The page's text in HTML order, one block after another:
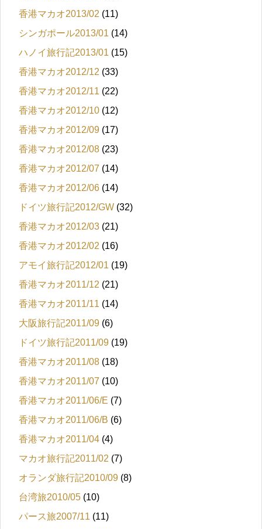
香港マカオ2013/02 (11)
シンガポール2013/01 (14)
ハノイ旅行記2013/01 (15)
香港マカオ2012/12 (33)
香港マカオ2012/11 (22)
香港マカオ2012/10 (12)
香港マカオ2012/09 (17)
香港マカオ2012/08 (23)
香港マカオ2012/07 (14)
香港マカオ2012/06 (14)
ドイツ旅行記2012/GW (32)
香港マカオ2012/03 (21)
香港マカオ2012/02 (16)
アモイ旅行記2012/01 (19)
香港マカオ2011/12 (21)
香港マカオ2011/11 (14)
大阪旅行記2011/09 (6)
ドイツ旅行記2011/09 (19)
香港マカオ2011/08 (18)
香港マカオ2011/07 (10)
香港マカオ2011/06/E (7)
香港マカオ2011/06/B (6)
香港マカオ2011/04 (4)
マカオ旅行記2011/02 (7)
オランダ旅行記2010/09 (8)
台湾旅2010/05 (10)
パース旅2007/11 (11)